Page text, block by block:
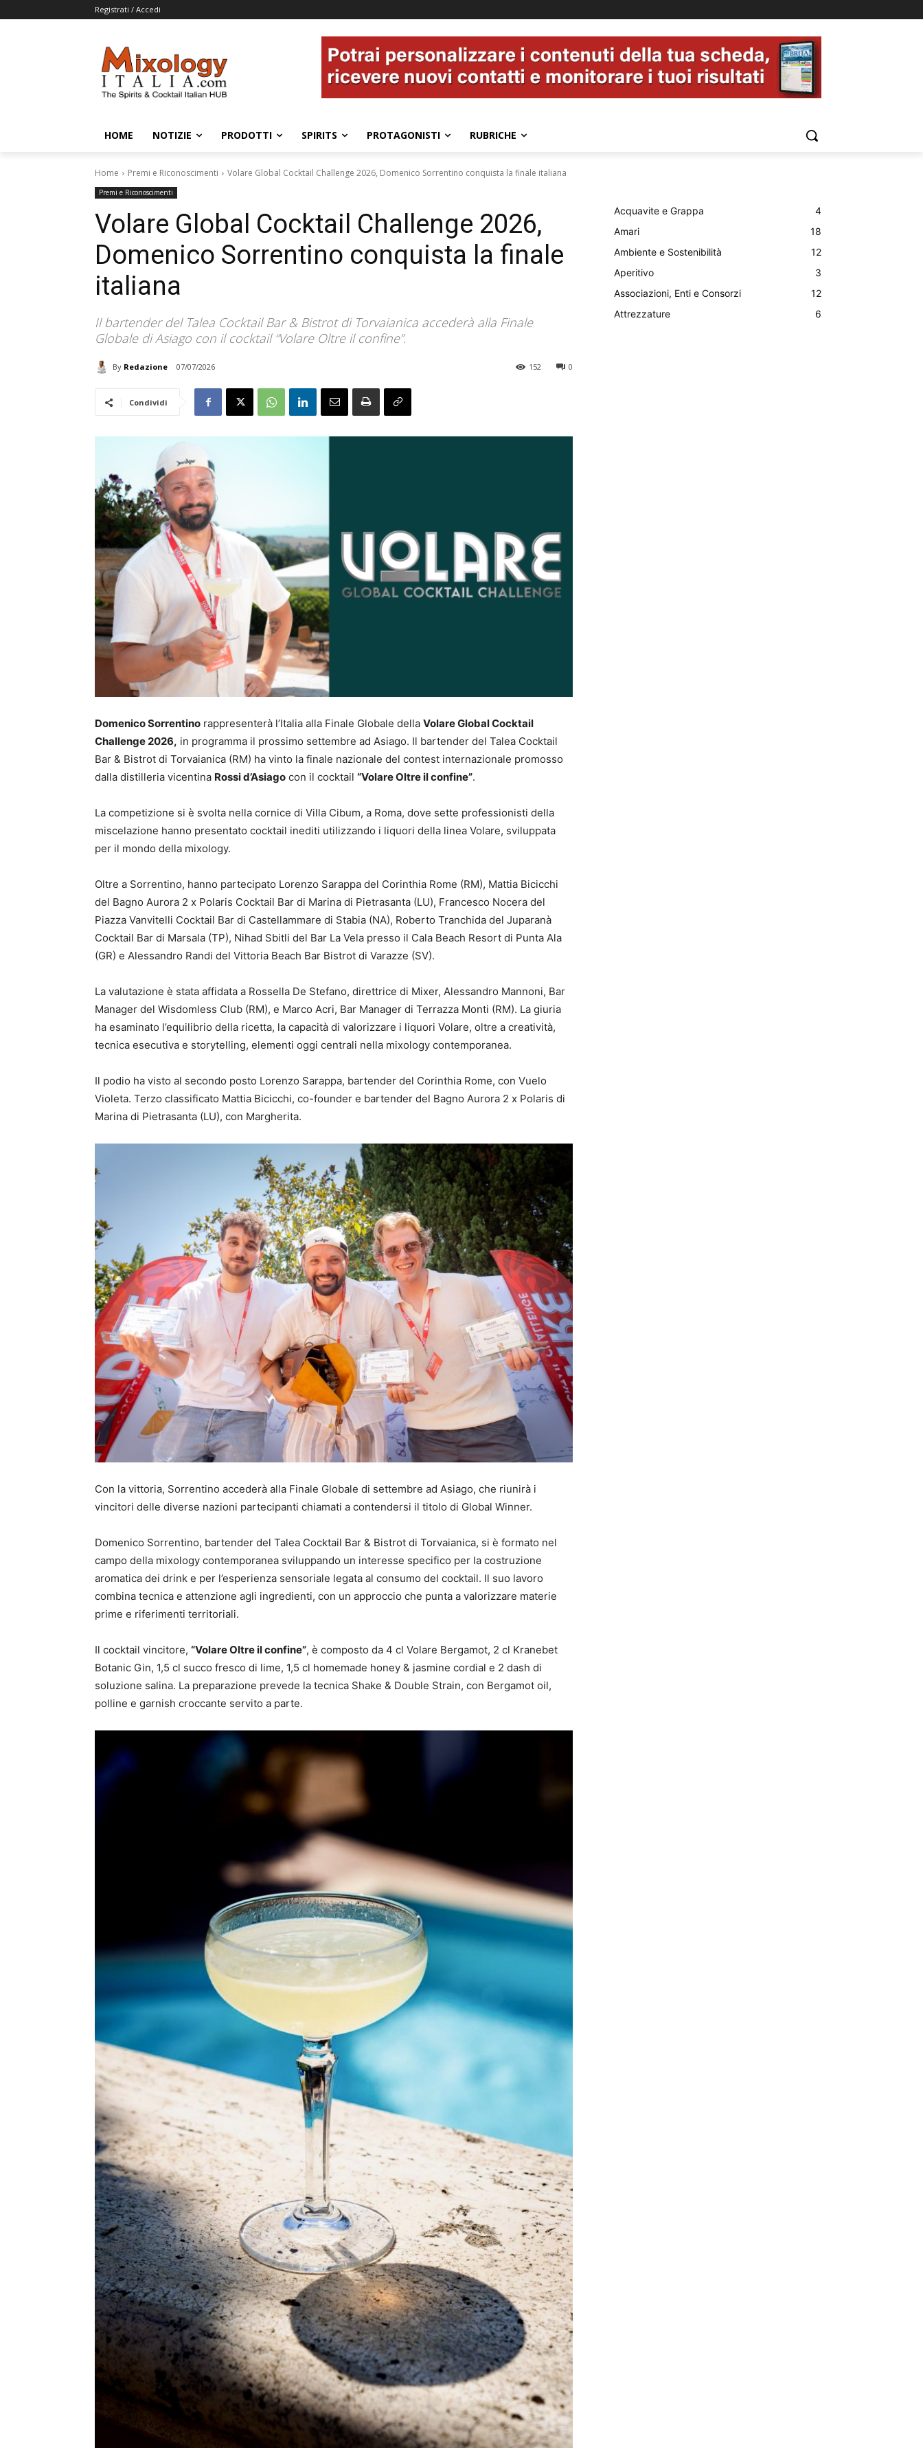
Registrati / Accedi
HOME NOTIZIE PRODOTTI SPIRITS PROTAGONISTI RUBRICHE
Home Premi e Riconoscimenti Volare Global Cocktail Challenge 2026, Domenico Sorrentino conquista la finale italiana
Premi e Riconoscimenti
Volare Global Cocktail Challenge 2026,
Domenico Sorrentino conquista la finale
italiana
Il bartender del Talea Cocktail Bar & Bistrot di Torvaianica accederà alla Finale
Globale di Asiago con il cocktail “Volare Oltre il confine”.
By Redazione 07/07/2026 0
152
Condividi
Domenico Sorrentino rappresenterà l’Italia alla Finale Globale della Volare Global Cocktail
Challenge 2026, in programma il prossimo settembre ad Asiago. Il bartender del Talea Cocktail
Bar & Bistrot di Torvaianica (RM) ha vinto la finale nazionale del contest internazionale promosso
dalla distilleria vicentina Rossi d’Asiago con il cocktail “Volare Oltre il confine”.
La competizione si è svolta nella cornice di Villa Cibum, a Roma, dove sette professionisti della
miscelazione hanno presentato cocktail inediti utilizzando i liquori della linea Volare, sviluppata
per il mondo della mixology.
Oltre a Sorrentino, hanno partecipato Lorenzo Sarappa del Corinthia Rome (RM), Mattia Bicicchi
del Bagno Aurora 2 x Polaris Cocktail Bar di Marina di Pietrasanta (LU), Francesco Nocera del
Piazza Vanvitelli Cocktail Bar di Castellammare di Stabia (NA), Roberto Tranchida del Juparanà
Cocktail Bar di Marsala (TP), Nihad Sbitli del Bar La Vela presso il Cala Beach Resort di Punta Ala
(GR) e Alessandro Randi del Vittoria Beach Bar Bistrot di Varazze (SV).
La valutazione è stata affidata a Rossella De Stefano, direttrice di Mixer, Alessandro Mannoni, Bar
Manager del Wisdomless Club (RM), e Marco Acri, Bar Manager di Terrazza Monti (RM). La giuria
ha esaminato l’equilibrio della ricetta, la capacità di valorizzare i liquori Volare, oltre a creatività,
tecnica esecutiva e storytelling, elementi oggi centrali nella mixology contemporanea.
Il podio ha visto al secondo posto Lorenzo Sarappa, bartender del Corinthia Rome, con Vuelo
Violeta. Terzo classificato Mattia Bicicchi, co-founder e bartender del Bagno Aurora 2 x Polaris di
Marina di Pietrasanta (LU), con Margherita.
Con la vittoria, Sorrentino accederà alla Finale Globale di settembre ad Asiago, che riunirà i
vincitori delle diverse nazioni partecipanti chiamati a contendersi il titolo di Global Winner.
Domenico Sorrentino, bartender del Talea Cocktail Bar & Bistrot di Torvaianica, si è formato nel
campo della mixology contemporanea sviluppando un interesse specifico per la costruzione
aromatica dei drink e per l’esperienza sensoriale legata al consumo del cocktail. Il suo lavoro
combina tecnica e attenzione agli ingredienti, con un approccio che punta a valorizzare materie
prime e riferimenti territoriali.
Il cocktail vincitore, “Volare Oltre il confine”, è composto da 4 cl Volare Bergamot, 2 cl Kranebet
Botanic Gin, 1,5 cl succo fresco di lime, 1,5 cl homemade honey & jasmine cordial e 2 dash di
soluzione salina. La preparazione prevede la tecnica Shake & Double Strain, con Bergamot oil,
polline e garnish croccante servito a parte.
Acquavite e Grappa
4
Amari
18
Ambiente e Sostenibilità
12
Aperitivo
3
Associazioni, Enti e Consorzi
12
Attrezzature
6